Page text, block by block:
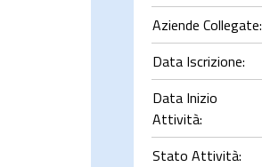
Aziende Collegate:
Data Iscrizione:
Data Inizio
Attività:
Stato Attività: